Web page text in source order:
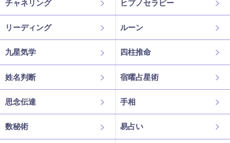
チャネリング ヒプノセラピー
リーディング ルーン
九星気学 四柱推命
姓名判断 宿曜占星術
思念伝達 手相
数秘術 易占い